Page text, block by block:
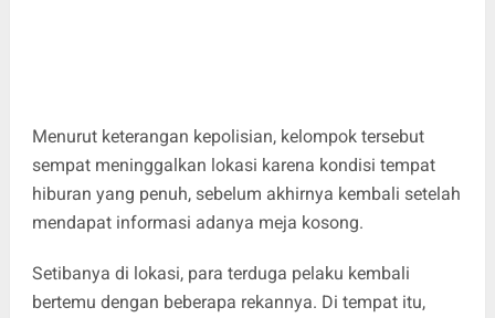
Menurut keterangan kepolisian, kelompok tersebut
sempat meninggalkan lokasi karena kondisi tempat
hiburan yang penuh, sebelum akhirnya kembali setelah
mendapat informasi adanya meja kosong.
Setibanya di lokasi, para terduga pelaku kembali
bertemu dengan beberapa rekannya. Di tempat itu,